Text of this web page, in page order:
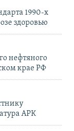
1990-х
здоровью
нефтяного
крае РФ
АРК